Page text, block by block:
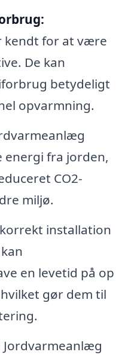
kendt for at være
De kan
betydeligt
opvarmning.
energi fra jorden,
CO2-
miljø.
installation
en levetid på op
gør dem til
Jordvarmeanlæg